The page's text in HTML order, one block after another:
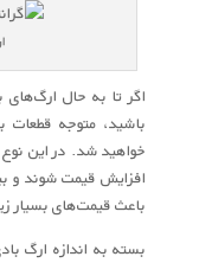
اگر تا به حال ارگ‌‌های
باشید، متوجه قطعات
خواهید شد. در این
افزایش قیمت شوند و
باعث قیمت‌های بسیار
بسته به اندازه ارگ